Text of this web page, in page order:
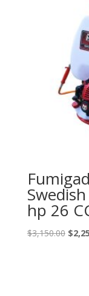
hp 26
$3,150.00 $